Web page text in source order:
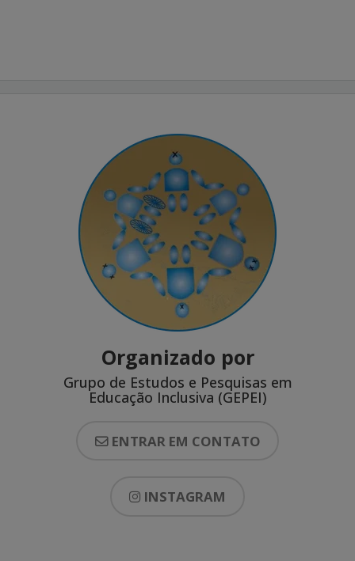
Organizado por
Grupo de Estudos e Pesquisas em
Educação Inclusiva (GEPEI)
ENTRAR EM CONTATO
INSTAGRAM